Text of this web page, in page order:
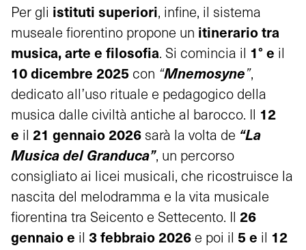
Per gli istituti superiori, infine, il sistema
museale fiorentino propone un itinerario tra
musica, arte e filosofia. Si comincia il 1° e il
10 dicembre 2025 con “Mnemosyne”,
dedicato all’uso rituale e pedagogico della
musica dalle civiltà antiche al barocco. Il 12
e il 21 gennaio 2026 sarà la volta de “La
Musica del Granduca”, un percorso
consigliato ai licei musicali, che ricostruisce la
nascita del melodramma e la vita musicale
fiorentina tra Seicento e Settecento. Il 26
gennaio e il 3 febbraio 2026 e poi il 5 e il 12